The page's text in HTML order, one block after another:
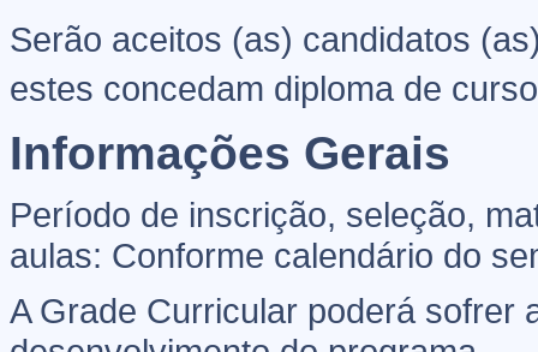
Serão aceitos (as) candidatos
estes concedam diploma de
Informações Gerais
Período de inscrição, seleção,
aulas: Conforme calendário do
A Grade Curricular poderá sofrer